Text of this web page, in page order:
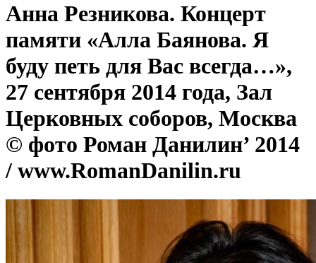
Анна Резникова. Концерт
памяти «Алла Баянова. Я
буду петь для Вас всегда…»,
27 сентября 2014 года, Зал
Церковных соборов, Москва
© фото Роман Данилин’ 2014
/ www.RomanDanilin.ru